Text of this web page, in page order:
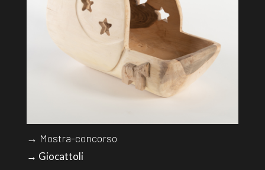
→ Mostra-concorso
→ Giocattoli